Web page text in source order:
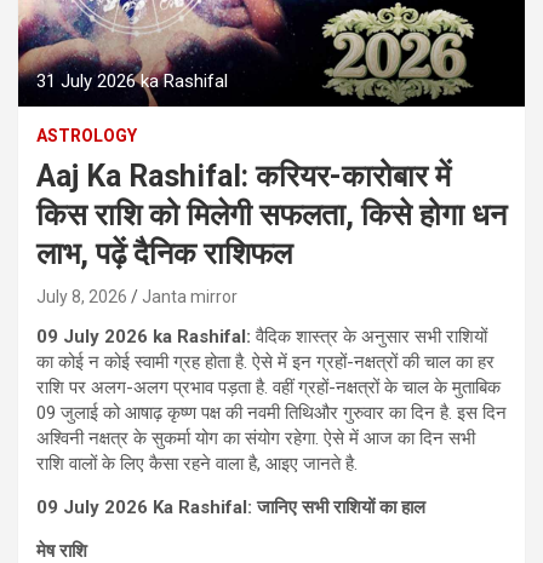
31 July 2026 ka Rashifal
ASTROLOGY
Aaj Ka Rashifal: करियर-कारोबार में
किस राशि को मिलेगी सफलता, किसे होगा धन
लाभ, पढ़ें दैनिक राशिफल
July 8, 2026 Janta mirror
09 July 2026 ka Rashifal:वैदिक शास्‍त्र के अनुसार सभी राशियों
का कोई न कोई स्‍वामी ग्रह होता है. ऐसे में इन ग्रहों-नक्षत्रों की चाल का हर
राशि पर अलग-अलग प्रभाव पड़ता है. वहीं ग्रहों-नक्षत्रों के चाल के मुताबिक
09 जुलाई को आषाढ़ कृष्ण पक्ष की नवमी तिथिऔर गुरुवार का दिन है. इस दिन
अश्विनी नक्षत्र के सुकर्मा योग का संयोग रहेगा. ऐसे में आज का दिन सभी
राशि वालों के लिए कैसा रहने वाला है, आइए जानते है.
09 July 2026 Ka Rashifal: जानिए सभी राशियों का हाल
मेष राशि